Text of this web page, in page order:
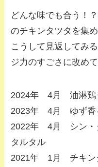
どんな味でも合う！
のチキンタツタを集め
こうして見返してみ
ジ力のすごさに改め
2024年 4月 油淋鶏
2023年 4月 ゆず香
2022年 4月 シン・
タルタル
2021年 1月 チキン